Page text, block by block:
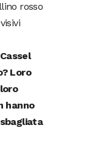
rosso
Loro
hanno